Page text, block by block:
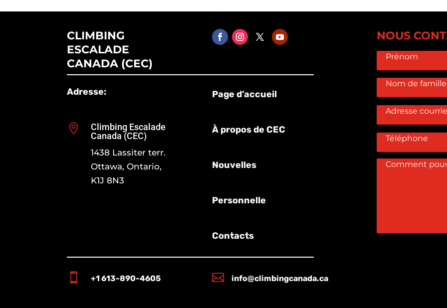
CLIMBING
ESCALADE
CANADA (CEC)
Adresse:

Climbing Escalade
Canada (CEC)
1438 Lassiter terr.
Ottawa, Ontario,
K1J 8N3
Page d’accueil
À propos de CEC
Nouvelles
Personnelle
Contacts
 +1 613-890-4605  info@climbingcanada.ca
NOUS